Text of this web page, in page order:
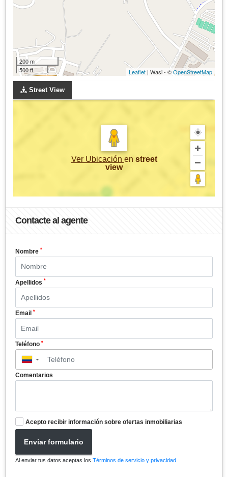
200 m
500 ft
Leaflet | Wasi - ©OpenStreetMap
Street View
Ver Ubicación en street
view
Contacte al agente
Nombre *
Apellidos *
Email *
Teléfono *
▼
Comentarios
Acepto recibir información sobre ofertas inmobiliarias
Enviar formulario
Al enviar tus datos aceptas los Términos de servicio y privacidad